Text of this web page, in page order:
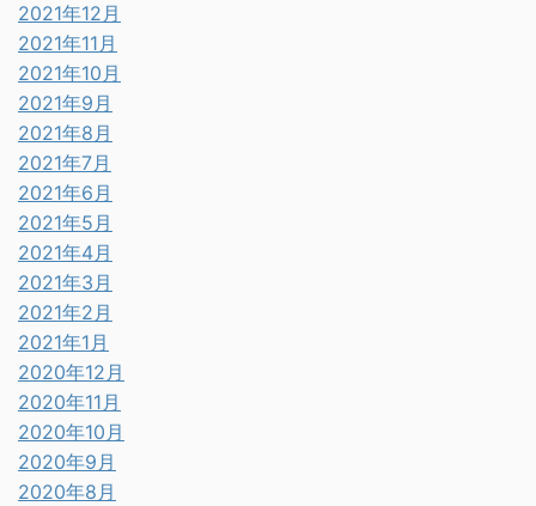
2021年12月
2021年11月
2021年10月
2021年9月
2021年8月
2021年7月
2021年6月
2021年5月
2021年4月
2021年3月
2021年2月
2021年1月
2020年12月
2020年11月
2020年10月
2020年9月
2020年8月